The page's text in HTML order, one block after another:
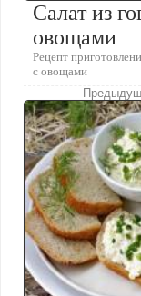
Салат из
овощами
Рецепт
с овощами